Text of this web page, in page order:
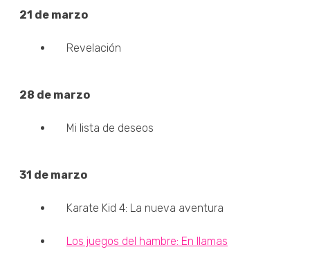
21 de marzo
Revelación
28 de marzo
Mi lista de deseos
31 de marzo
Karate Kid 4: La nueva aventura
Los juegos del hambre: En llamas